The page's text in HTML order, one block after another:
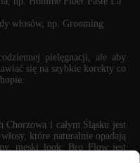
włosów, np. Grooming
pielęgnacji, ale aby
się na szybkie korekty co
i całym Śląsku jest
które naturalnie opadają
męski look. Bro Flow jest